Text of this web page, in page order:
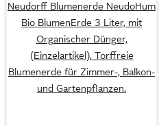
Neudorff Blumenerde NeudoHum
Bio BlumenErde 3 Liter, mit
Organischer Dünger,
(Einzelartikel), Torffreie
Blumenerde für Zimmer-, Balkon-
und Gartenpflanzen.